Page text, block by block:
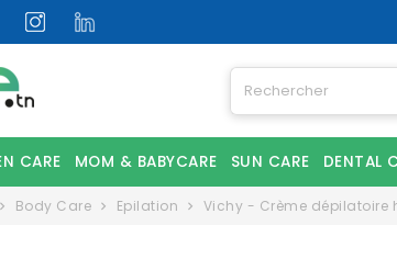
CARE MOM & BABYCARE SUN CARE DENTAL
Body Care Epilation Vichy - Crème dépilatoire